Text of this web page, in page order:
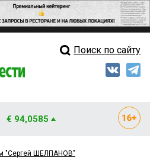
Свежий выпуск
Мнения
Поиск по сайту
€ 94,0585
"Сергей ШЕЛПАНОВ"